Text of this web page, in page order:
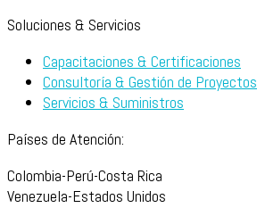
Soluciones & Servicios
Capacitaciones & Certificaciones
Consultoría & Gestión de Proyectos
Servicios & Suministros
Países de Atención:
Colombia-Perú-Costa Rica
Venezuela-Estados Unidos